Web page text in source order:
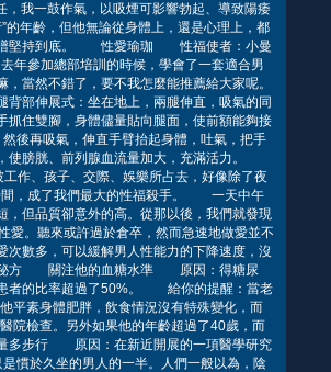
，我一鼓作氣，以吸煙可影響勃起、導致陽痿
年齡，但他無論從身體上，還是心理上，都
食譜堅持到底。 性愛瑜珈 性福使者：小曼
參加總部培訓的時候，學會了一套適合男
當然不錯了，要不我怎麼能推薦給大家呢。
部伸展式：坐在地上，兩腿伸直，吸氣的同
住雙腳，身體儘量貼向腿面，使前額能夠接
後再吸氣，伸直手臂抬起身體，吐氣，把手
使膀胱、前列腺血流量加大，充滿活力。
、孩子、交際、娛樂所占去，好像除了夜
間，成了我們最大的性福殺手。 一天中午
但品質卻意外的高。從那以後，我們就發現
愛。聽來或許過於倉卒，然而急速地做愛並不
數多，可以緩解男人性能力的下降速度，沒
秘方 關注他的血糖水準 原因：得糖尿
患者的比率超過了50%。 給你的提醒：當老
平素身體肥胖，飲食情況沒有特殊變化，而
院檢查。另外如果他的年齡超過了40歲，而
多步行 原因：在新近開展的一項醫學研究
慣於久坐的男人的一半。人們一般以為，陰